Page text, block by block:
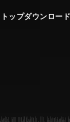
トップダウンロード